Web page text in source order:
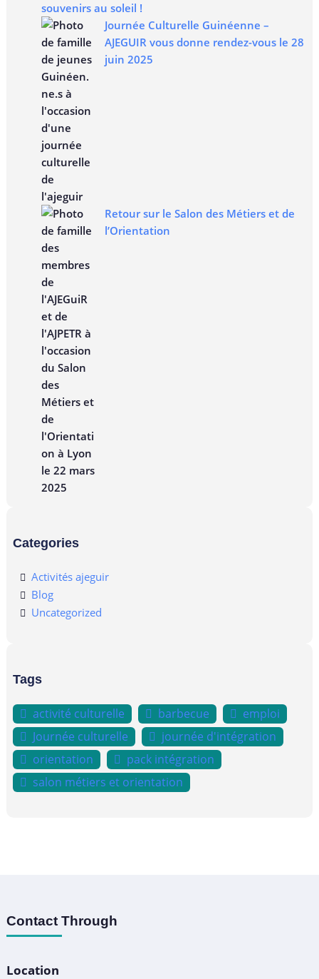
souvenirs au soleil !
Journée Culturelle Guinéenne –
AJEGUIR vous donne rendez-vous le 28
juin 2025
Retour sur le Salon des Métiers et de
l’Orientation
Categories
Activités ajeguir
Blog
Uncategorized
Tags
activité culturelle barbecue
emploi
Journée culturelle
journée d'intégration
orientation
pack intégration
salon métiers et orientation
Contact Through
Location